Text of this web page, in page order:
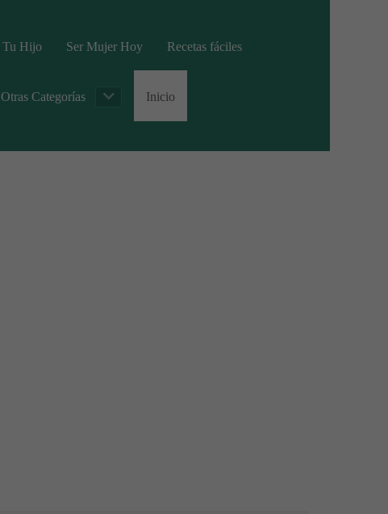
Tu Hijo Ser Mujer Hoy Recetas fáciles
Otras Categorías Inicio